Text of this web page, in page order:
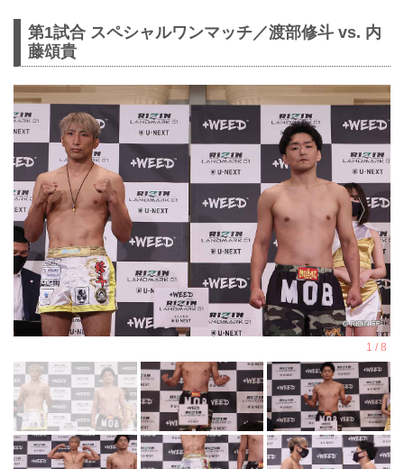
第1試合 スペシャルワンマッチ／渡部修斗 vs. 内
藤頌貴